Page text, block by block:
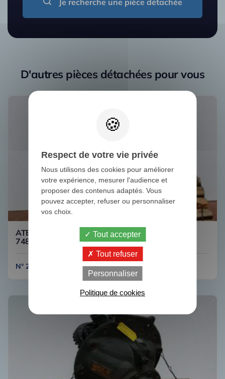
Je recherche une pièce détachée
D'autres pièces détachées pour vous
ATEGO 1828 HL7/050DCS-13 COUPLE 29/24
748216 MERCEDES
N° 2C431
Respect de votre vie privée
Nous utilisons des cookies pour améliorer
votre expérience, mesurer l'audience et
proposer des contenus adaptés. Vous
pouvez accepter, refuser ou personnaliser
vos choix.
Tout accepter
Tout refuser
Personnaliser
Politique de cookies